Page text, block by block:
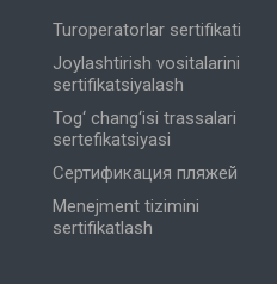
Turoperatorlar sertifikati
Joylashtirish vositalarini
sertifikatsiyalash
Tog‘ chang‘isi trassalari
sertefikatsiyasi
Сертификация пляжей
Menejment tizimini
sertifikatlash